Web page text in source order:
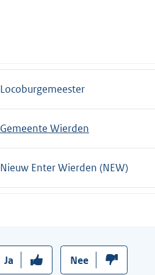
Locoburgemeester
Gemeente Wierden
Nieuw Enter Wierden (NEW)
Ja Nee